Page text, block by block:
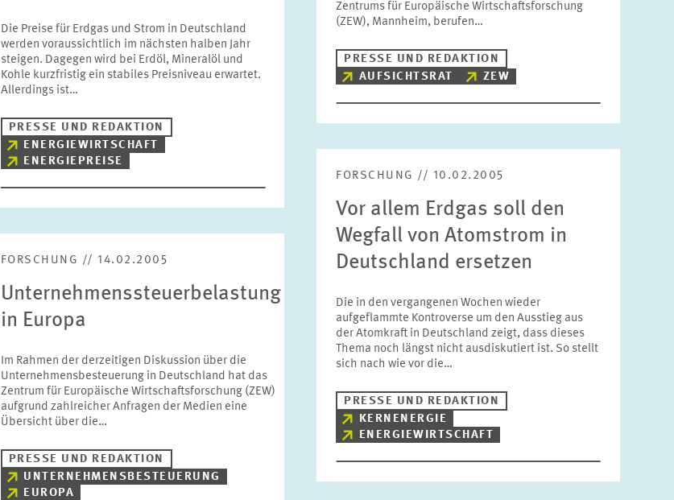
Die Preise für Erdgas und Strom in Deutschland
werden voraussichtlich im nächsten halben Jahr
steigen. Dagegen wird bei Erdöl, Mineralöl und
Kohle kurzfristig ein stabiles Preisniveau erwartet.
Allerdings ist…
PRESSE UND REDAKTION
ENERGIEWIRTSCHAFT
ENERGIEPREISE
Zentrums für Europäische Wirtschaftsforschung
(ZEW), Mannheim, berufen…
PRESSE UND REDAKTION
AUFSICHTSRAT
ZEW
FORSCHUNG // 14.02.2005
Unternehmenssteuerbelastung
in Europa
Im Rahmen der derzeitigen Diskussion über die
Unternehmensbesteuerung in Deutschland hat das
Zentrum für Europäische Wirtschaftsforschung (ZEW)
aufgrund zahlreicher Anfragen der Medien eine
Übersicht über die…
PRESSE UND REDAKTION
UNTERNEHMENSBESTEUERUNG
EUROPA
FORSCHUNG // 10.02.2005
Vor allem Erdgas soll den
Wegfall von Atomstrom in
Deutschland ersetzen
Die in den vergangenen Wochen wieder
aufgeflammte Kontroverse um den Ausstieg aus
der Atomkraft in Deutschland zeigt, dass dieses
Thema noch längst nicht ausdiskutiert ist. So stellt
sich nach wie vor die…
PRESSE UND REDAKTION
KERNENERGIE
ENERGIEWIRTSCHAFT